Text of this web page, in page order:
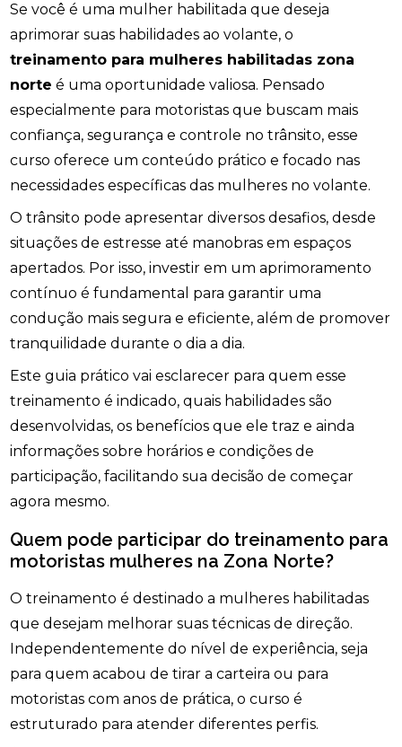
Se você é uma mulher habilitada que deseja
aprimorar suas habilidades ao volante, o
treinamento para mulheres habilitadas zona
norte é uma oportunidade valiosa. Pensado
especialmente para motoristas que buscam mais
confiança, segurança e controle no trânsito, esse
curso oferece um conteúdo prático e focado nas
necessidades específicas das mulheres no volante.
O trânsito pode apresentar diversos desafios, desde
situações de estresse até manobras em espaços
apertados. Por isso, investir em um aprimoramento
contínuo é fundamental para garantir uma
condução mais segura e eficiente, além de promover
tranquilidade durante o dia a dia.
Este guia prático vai esclarecer para quem esse
treinamento é indicado, quais habilidades são
desenvolvidas, os benefícios que ele traz e ainda
informações sobre horários e condições de
participação, facilitando sua decisão de começar
agora mesmo.
Quem pode participar do treinamento para
motoristas mulheres na Zona Norte?
O treinamento é destinado a mulheres habilitadas
que desejam melhorar suas técnicas de direção.
Independentemente do nível de experiência, seja
para quem acabou de tirar a carteira ou para
motoristas com anos de prática, o curso é
estruturado para atender diferentes perfis.